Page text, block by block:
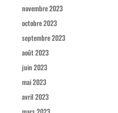
novembre 2023
octobre 2023
septembre 2023
août 2023
juin 2023
mai 2023
avril 2023